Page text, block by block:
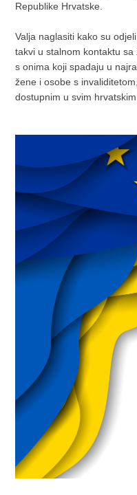
Republike Hrvatske.
Valja naglasiti kako su
takvi u stalnom kontaktu
s onima koji spadaju u
žene i osobe s
dostupnim u svim